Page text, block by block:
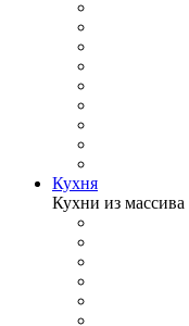
Кухня
Кухни из массива